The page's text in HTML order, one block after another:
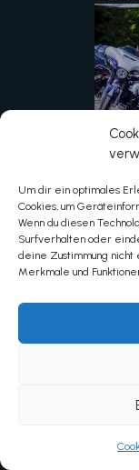
Um dir ein optimales
Cookies, um
Wenn du diesen
Surfverhalten oder
deine Zustimmung
Merkmale und